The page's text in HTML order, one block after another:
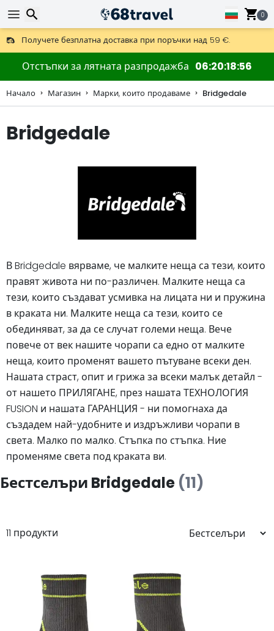
0
Получете безплатна доставка при поръчки над 59 €.
Предлага се и DHL Express за една нощ.
30 дни за връщане, 90 дни за дървени карти и декорации.
Отстъпки за лятната разпродажба 06 20 18 55
Начало Магазин Марки, които продаваме Bridgedale
Bridgedale
В Bridgedale вярваме, че малките неща са тези, които
правят живота ни по-различен. Малките неща са
тези, които създават усмивка на лицата ни и пружина
в краката ни. Малките неща са тези, които се
обединяват, за да се случат големи неща. Вече
повече от век нашите чорапи са едно от малките
неща, които променят вашето пътуване всеки ден.
Нашата страст, опит и грижа за всеки малък детайл -
от нашето ПРИЛЯГАНЕ, през нашата ТЕХНОЛОГИЯ
FUSION и нашата ГАРАНЦИЯ - ни помогнаха да
създадем най-удобните и издръжливи чорапи в
света. Малко по малко. Стъпка по стъпка. Ние
променяме света под краката ви.
Бестселъри Bridgedale (11)
11 продукти
Търсене